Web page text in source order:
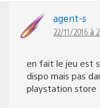
agent-s
22/11/2016 à
en fait le jeu est
dispo mais pas
playstation store